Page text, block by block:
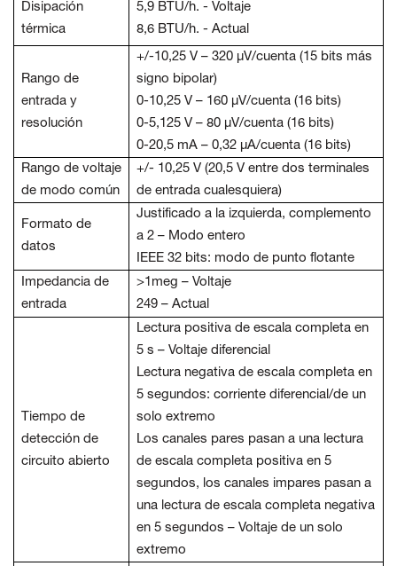
Disipación
térmica
5,9 BTU/h. - Voltaje
8,6 BTU/h. - Actual
Rango de
entrada y
resolución
+/-10,25 V – 320 µV/cuenta (15 bits más
signo bipolar)
0-10,25 V – 160 µV/cuenta (16 bits)
0-5,125 V – 80 µV/cuenta (16 bits)
0-20,5 mA – 0,32 µA/cuenta (16 bits)
Rango de voltaje
de modo común
+/- 10,25 V (20,5 V entre dos terminales
de entrada cualesquiera)
Formato de
datos
Justificado a la izquierda, complemento
a 2 – Modo entero
IEEE 32 bits: modo de punto flotante
Impedancia de
entrada
>1meg – Voltaje
249 – Actual
Tiempo de
detección de
circuito abierto
Lectura positiva de escala completa en
5 s – Voltaje diferencial
Lectura negativa de escala completa en
5 segundos: corriente diferencial/de un
solo extremo
Los canales pares pasan a una lectura
de escala completa positiva en 5
segundos, los canales impares pasan a
una lectura de escala completa negativa
en 5 segundos – Voltaje de un solo
extremo